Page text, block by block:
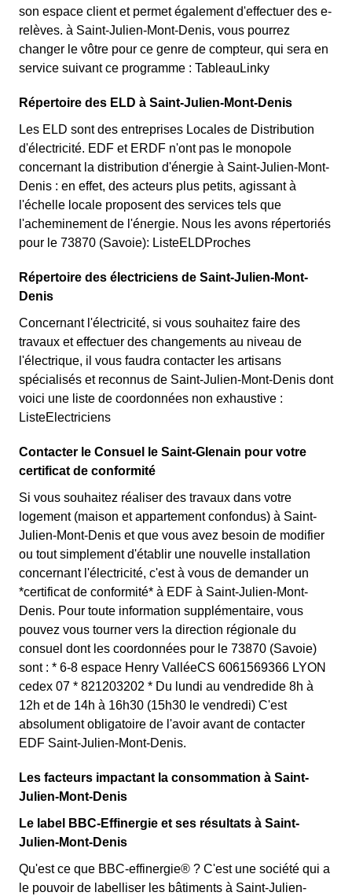
son espace client et permet également d'effectuer des e-
relèves. à Saint-Julien-Mont-Denis, vous pourrez
changer le vôtre pour ce genre de compteur, qui sera en
service suivant ce programme : TableauLinky
Répertoire des ELD à Saint-Julien-Mont-Denis
Les ELD sont des entreprises Locales de Distribution
d'électricité. EDF et ERDF n'ont pas le monopole
concernant la distribution d'énergie à Saint-Julien-Mont-
Denis : en effet, des acteurs plus petits, agissant à
l'échelle locale proposent des services tels que
l'acheminement de l'énergie. Nous les avons répertoriés
pour le 73870 (Savoie): ListeELDProches
Répertoire des électriciens de Saint-Julien-Mont-
Denis
Concernant l'électricité, si vous souhaitez faire des
travaux et effectuer des changements au niveau de
l'électrique, il vous faudra contacter les artisans
spécialisés et reconnus de Saint-Julien-Mont-Denis dont
voici une liste de coordonnées non exhaustive :
ListeElectriciens
Contacter le Consuel le Saint-Glenain pour votre
certificat de conformité
Si vous souhaitez réaliser des travaux dans votre
logement (maison et appartement confondus) à Saint-
Julien-Mont-Denis et que vous avez besoin de modifier
ou tout simplement d'établir une nouvelle installation
concernant l'électricité, c'est à vous de demander un
*certificat de conformité* à EDF à Saint-Julien-Mont-
Denis. Pour toute information supplémentaire, vous
pouvez vous tourner vers la direction régionale du
consuel dont les coordonnées pour le 73870 (Savoie)
sont : * 6-8 espace Henry ValléeCS 6061569366 LYON
cedex 07 * 821203202 * Du lundi au vendredide 8h à
12h et de 14h à 16h30 (15h30 le vendredi) C'est
absolument obligatoire de l'avoir avant de contacter
EDF Saint-Julien-Mont-Denis.
Les facteurs impactant la consommation à Saint-
Julien-Mont-Denis
Le label BBC-Effinergie et ses résultats à Saint-
Julien-Mont-Denis
Qu'est ce que BBC-effinergie® ? C'est une société qui a
le pouvoir de labelliser les bâtiments à Saint-Julien-